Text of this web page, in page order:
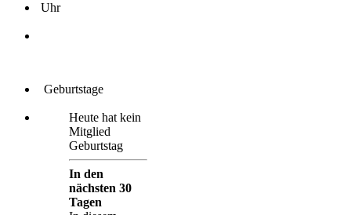
Uhr
Geburtstage
Heute hat kein
Mitglied
Geburtstag
In den
nächsten 30
Tagen